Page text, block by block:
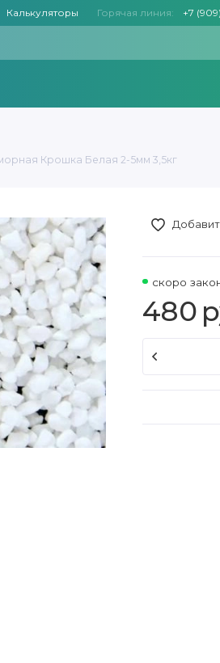
Калькуляторы Горячая линия: +7
Крошка Белая 2-5мм 3,5кг
скоро
480